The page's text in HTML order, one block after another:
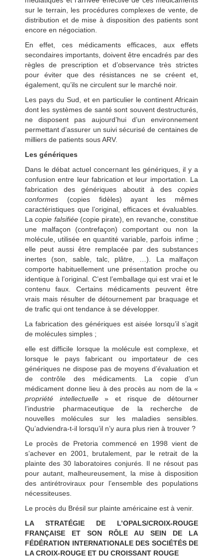
sur le terrain, les procédures complexes de vente, de
distribution et de mise à disposition des patients sont
encore en négociation.
En effet, ces médicaments efficaces, aux effets
secondaires importants, doivent être encadrés par des
règles de prescription et d’observance très strictes
pour éviter que des résistances ne se créent et,
également, qu’ils ne circulent sur le marché noir.
Les pays du Sud, et en particulier le continent Africain
dont les systèmes de santé sont souvent destructurés,
ne disposent pas aujourd’hui d’un environnement
permettant d’assurer un suivi sécurisé de centaines de
milliers de patients sous ARV.
Les génériques
Dans le débat actuel concernant les génériques, il y a
confusion entre leur fabrication et leur importation. La
fabrication des génériques aboutit à descopies
conformes (copies fidèles) ayant les mêmes
caractéristiques que l’original, efficaces et évaluables.
Lacopie falsifiée (copie pirate), en revanche, constitue
une malfaçon (contrefaçon) comportant ou non la
molécule, utilisée en quantité variable, parfois infime ;
elle peut aussi être remplacée par des substances
inertes (son, sable, talc, plâtre, …). La malfaçon
comporte habituellement une présentation proche ou
identique à l’original. C’est l’emballage qui est vrai et le
contenu faux. Certains médicaments peuvent être
vrais mais résulter de détournement par braquage et
de trafic qui ont tendance à se développer.
La fabrication des génériques est aisée lorsqu’il s’agit
de molécules simples ;
elle est difficile lorsque la molécule est complexe, et
lorsque le pays fabricant ou importateur de ces
génériques ne dispose pas de moyens d’évaluation et
de contrôle des médicaments. La copie d’un
médicament donne lieu à des procès au nom de la «
propriété intellectuelle» et risque de détourner
l’industrie pharmaceutique de la recherche de
nouvelles molécules sur les maladies sensibles.
Qu’adviendra-t-il lorsqu’il n’y aura plus rien à trouver ?
Le procès de Pretoria commencé en 1998 vient de
s’achever en 2001, brutalement, par le retrait de la
plainte des 30 laboratoires conjurés. Il ne résout pas
pour autant, malheureusement, la mise à disposition
des antirétroviraux pour l’ensemble des populations
nécessiteuses.
Le procès du Brésil sur plainte américaine est à venir.
LA STRATÉGIE DE L’OPALS/CROIX-ROUGE
FRANÇAISE ET SON RÔLE AU SEIN DE LA
FÉDÉRATION INTERNATIONALE DES SOCIÉTÉS DE
LA CROIX-ROUGE ET DU CROISSANT ROUGE